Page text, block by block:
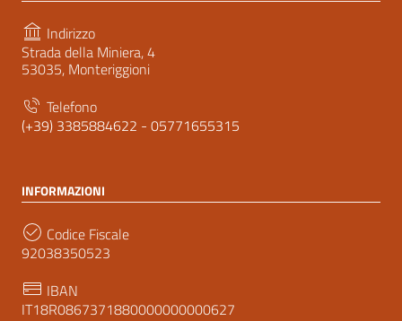
Indirizzo
Strada della Miniera, 4
53035, Monteriggioni
Telefono
(+39) 3385884622 - 05771655315
INFORMAZIONI
Codice Fiscale
92038350523
IBAN
IT18R0867371880000000000627